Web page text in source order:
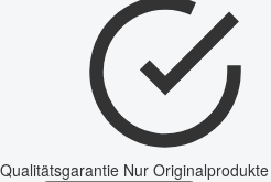
Qualitätsgarantie Nur Originalprodukte